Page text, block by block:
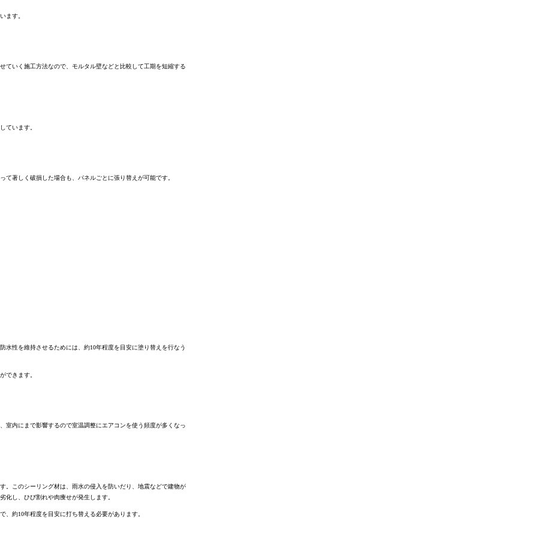
ます。
ていく施工方法なので、モルタル壁などと比較して工期を短縮する
ています。
著しく破損した場合も、パネルごとに張り替えが可能です。
性を維持させるためには、約10年程度を目安に塗り替えを行なう
できます。
室内にまで影響するので室温調整にエアコンを使う頻度が多くなっ
。このシーリング材は、雨水の侵入を防いだり、地震などで建物が
化し、ひび割れや肉痩せが発生します。
約10年程度を目安に打ち替える必要があります。